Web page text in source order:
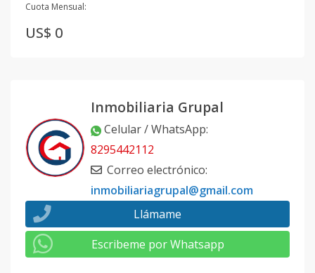
Cuota Mensual:
US$ 0
Inmobiliaria Grupal
Celular / WhatsApp:
8295442112
Correo electrónico:
inmobiliariagrupal@gmail.com
Llámame
Escribeme por Whatsapp